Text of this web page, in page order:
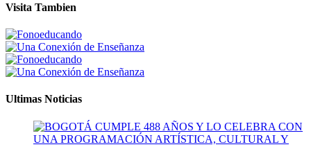
Visita Tambien
Ultimas Noticias